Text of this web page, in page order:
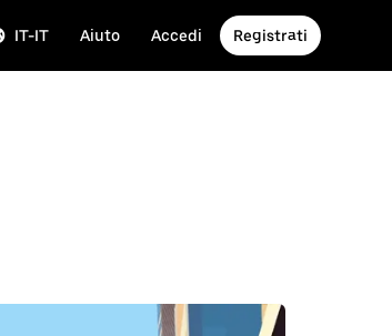
IT-IT Aiuto Accedi Registrati